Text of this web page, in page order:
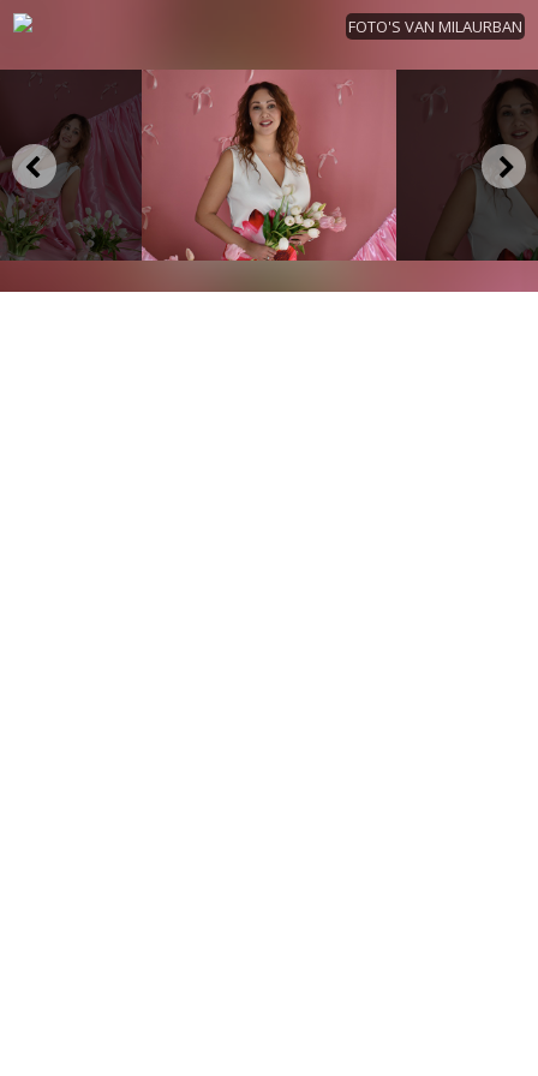
FOTO'S VAN MILAURBAN